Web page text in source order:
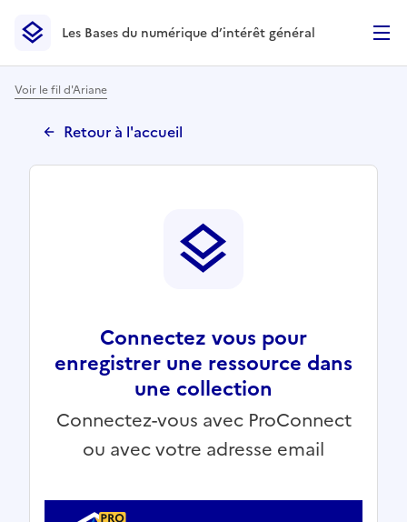
Les Bases du numérique d’intérêt général- Retour à la
Les Bases du numérique d’intérêt général
Voir le fil d'Ariane
Retour à l'accueil
Connectez vous pour
enregistrer une ressource dans
une collection
Connectez-vous avec ProConnect
ou avec votre adresse email